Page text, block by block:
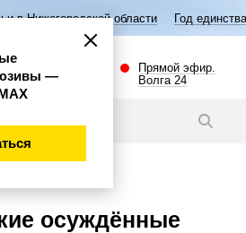
области Год единства народов России
Прямой эфир.
Волга 24
осуждённые
—